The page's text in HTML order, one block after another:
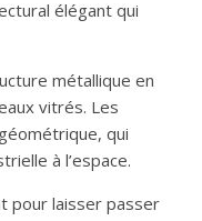
élégant qui
métallique en
vitrés. Les
qui
à l’espace.
pour laisser passer